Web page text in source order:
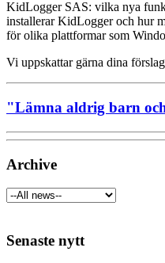
KidLogger SAS: vilka nya
installerar KidLogger och hur
för olika plattformar som
Vi uppskattar gärna dina
"Lämna aldrig barn
Archive
Senaste nytt